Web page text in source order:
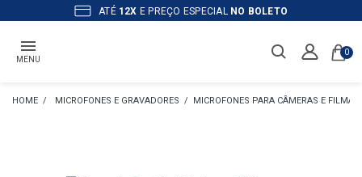
ATÉ 12X E PREÇO ESPECIAL NO BOLETO
MENU
0
MICROFONES E GRAVADORES MICROFONES PARA CÂMERAS E